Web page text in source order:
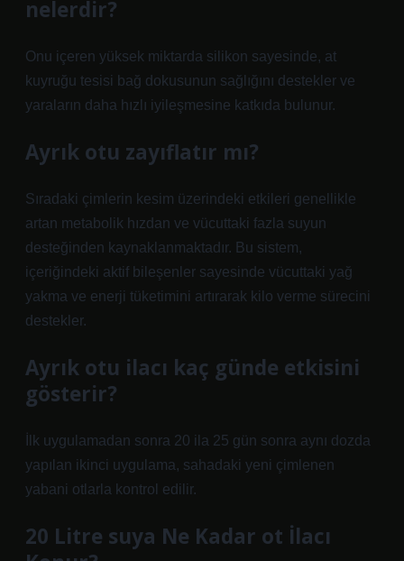
nelerdir?
Onu içeren yüksek miktarda silikon sayesinde, at
kuyruğu tesisi bağ dokusunun sağlığını destekler ve
yaraların daha hızlı iyileşmesine katkıda bulunur.
Ayrık otu zayıflatır mı?
Sıradaki çimlerin kesim üzerindeki etkileri genellikle
artan metabolik hızdan ve vücuttaki fazla suyun
desteğinden kaynaklanmaktadır. Bu sistem,
içeriğindeki aktif bileşenler sayesinde vücuttaki yağ
yakma ve enerji tüketimini artırarak kilo verme sürecini
destekler.
Ayrık otu ilacı kaç günde etkisini
gösterir?
İlk uygulamadan sonra 20 ila 25 gün sonra aynı dozda
yapılan ikinci uygulama, sahadaki yeni çimlenen
yabani otlarla kontrol edilir.
20 Litre suya Ne Kadar ot İlacı